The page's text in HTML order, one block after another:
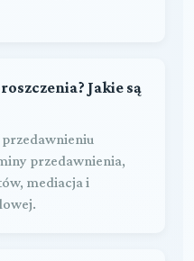
Jakie są
przedawnienia,
mediacja i